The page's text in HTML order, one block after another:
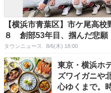
【横浜市青葉区】市ケ尾高
８ 創部53年目、掴んだ悲願
タウンニュース 8/6(木) 18:00
東京・横浜ホ
ズワイガニや
心ゆくまで。